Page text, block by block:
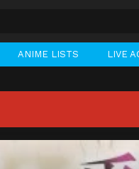
ANIME LISTS LIVE